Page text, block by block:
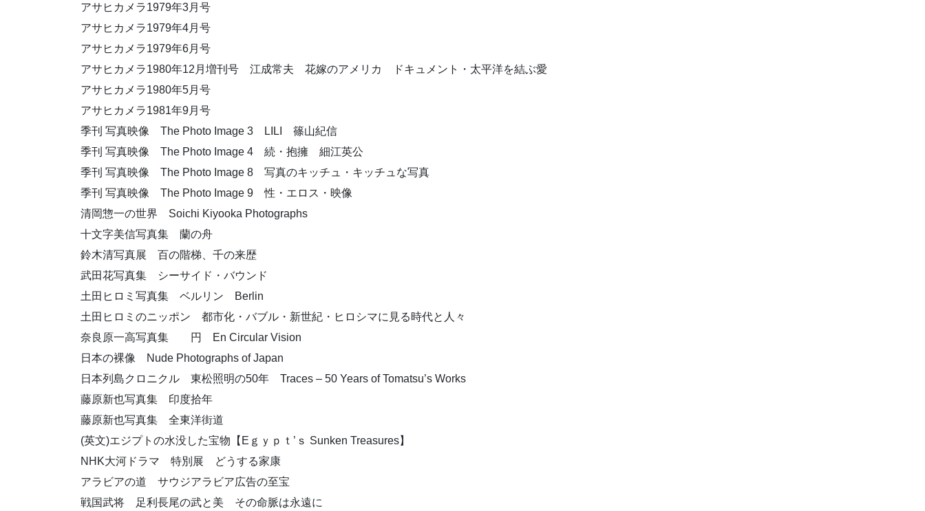
アサヒカメラ1979年3月号
アサヒカメラ1979年4月号
アサヒカメラ1979年6月号
アサヒカメラ1980年12月増刊号 江成常夫 花嫁のアメリカ ドキュメント・太平洋を結ぶ愛
アサヒカメラ1980年5月号
アサヒカメラ1981年9月号
季刊 写真映像 The Photo Image 3 LILI 篠山紀信
季刊 写真映像 The Photo Image 4 続・抱擁 細江英公
季刊 写真映像 The Photo Image 8 写真のキッチュ・キッチュな写真
季刊 写真映像 The Photo Image 9 性・エロス・映像
清岡惣一の世界 Soichi Kiyooka Photographs
十文字美信写真集 蘭の舟
鈴木清写真展 百の階梯、千の来歴
武田花写真集 シーサイド・バウンド
土田ヒロミ写真集 ベルリン Berlin
土田ヒロミのニッポン 都市化・バブル・新世紀・ヒロシマに見る時代と人々
奈良原一高写真集 円 En Circular Vision
日本の裸像 Nude Photographs of Japan
日本列島クロニクル 東松照明の50年 Traces – 50 Years of Tomatsu’s Works
藤原新也写真集 印度拾年
藤原新也写真集 全東洋街道
(英文)エジプトの水没した宝物【Eｇｙｐｔ’ｓ Sunken Treasures】
NHK大河ドラマ 特別展 どうする家康
アラビアの道 サウジアラビア広告の至宝
戦国武将 足利長尾の武と美 その命脈は永遠に